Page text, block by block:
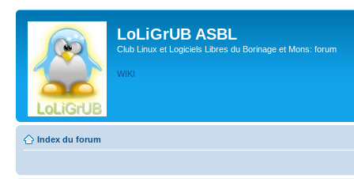
LoLiGrUB ASBL
Club Linux et Logiciels Libres du Borinage et Mons: forum
WIKI
Index du forum